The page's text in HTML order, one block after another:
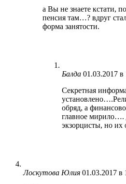
а Вы не знаете кстати,
пенсия там…? вдруг
форма занятости.
Балда 01.03.2017 в
Секретная
обряд, а
главное мирило….
экзорцисты, но
Лоскутова Юлия 01.03.2017 в